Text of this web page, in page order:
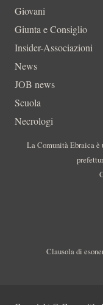
Giovani
Giunta e Consiglio
Insider-Associazioni
News
JOB news
Scuola
Necrologi
La Comunità Ebraica è
Clausola di